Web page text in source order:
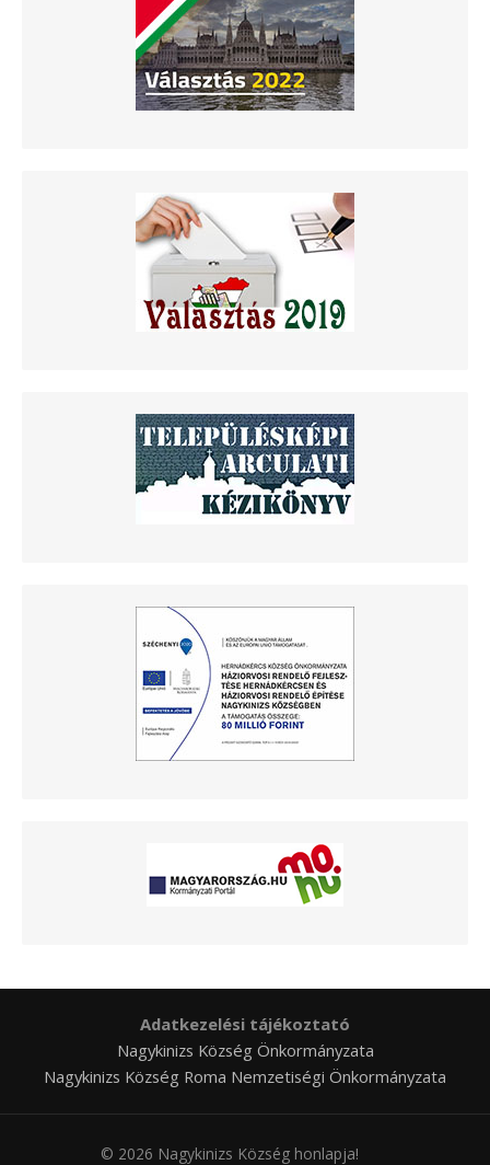
Adatkezelési tájékoztató
Nagykinizs Község Önkormányzata
Nagykinizs Község Roma Nemzetiségi Önkormányzata
© 2026 Nagykinizs Község honlapja!